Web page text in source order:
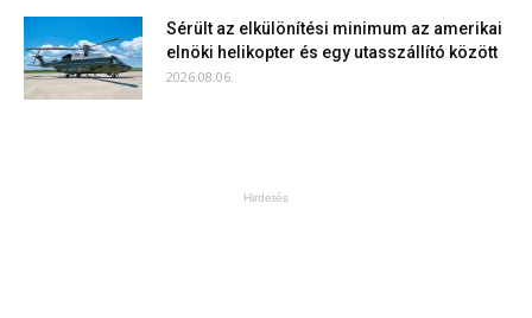
Sérült az elkülönítési minimum az amerikai
elnöki helikopter és egy utasszállító között
2026.08.06.
Hirdetés